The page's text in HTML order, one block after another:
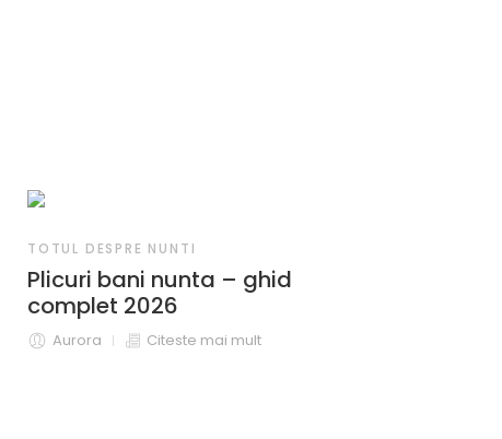
TOTUL DESPRE NUNTI
Plicuri bani nunta – ghid
complet 2026
Aurora Citeste mai mult